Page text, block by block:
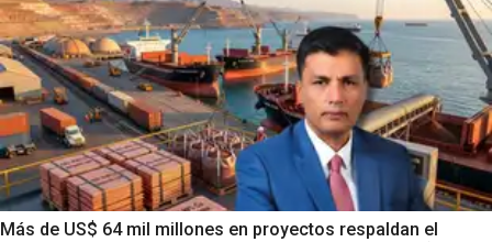
Más de US$ 64 mil millones en proyectos respaldan el